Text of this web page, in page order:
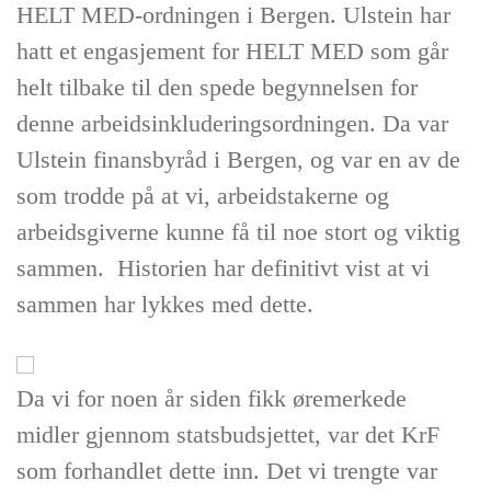
HELT MED-ordningen i Bergen. Ulstein har
hatt et engasjement for HELT MED som går
helt tilbake til den spede begynnelsen for
denne arbeidsinkluderingsordningen. Da var
Ulstein finansbyråd i Bergen, og var en av de
som trodde på at vi, arbeidstakerne og
arbeidsgiverne kunne få til noe stort og viktig
sammen. Historien har definitivt vist at vi
sammen har lykkes med dette.
Da vi for noen år siden fikk øremerkede
midler gjennom statsbudsjettet, var det KrF
som forhandlet dette inn. Det vi trengte var